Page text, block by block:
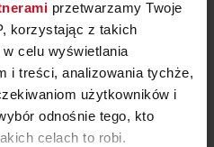
przetwarzamy Twoje
korzystając z takich
celu wyświetlania
i treści, analizowania tychże,
użytkowników i
odnośnie tego, kto
celach to robi.
FLOR
W SALONIE